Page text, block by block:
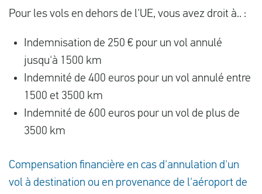
Pour les vols en dehors de l'UE, vous avez droit à.. :
Indemnisation de 250 € pour un vol annulé
jusqu'à 1500 km
Indemnité de 400 euros pour un vol annulé entre
1500 et 3500 km
Indemnité de 600 euros pour un vol de plus de
3500 km
Compensation financière en cas d'annulation d'un
vol à destination ou en provenance de l'aéroport de